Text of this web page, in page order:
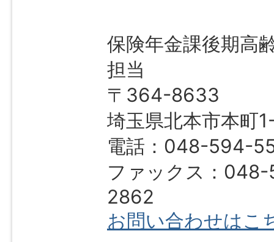
保険年金課後期高
担当
〒364-8633
埼玉県北本市本町
電話：048-594-
ファックス：
2862
お問い合わせはこ